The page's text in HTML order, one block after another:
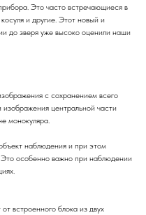
Это часто встречающиеся в
и другие. Этот новый и
до зверя уже высоко оценили наши
с сохранением всего
центральной части
монокуляра.
наблюдения и при этом
Это особенно важно при наблюдении
встроенного блока из двух